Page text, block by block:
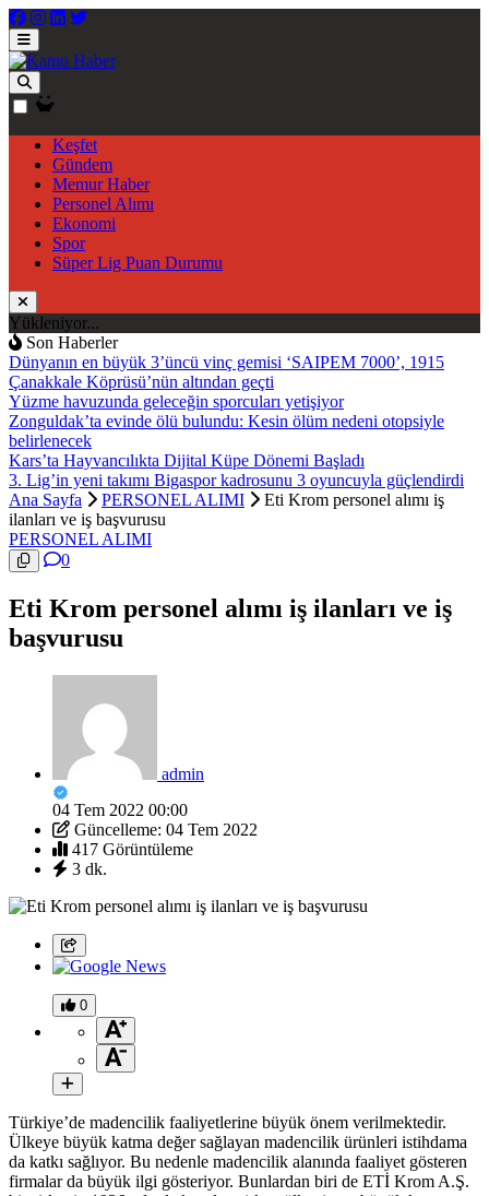
Keşfet
Gündem
Memur Haber
Personel Alımı
Ekonomi
Spor
Süper Lig Puan Durumu
Yükleniyor...
Son Haberler
Dünyanın en büyük 3’üncü vinç gemisi ‘SAIPEM 7000’, 1915
Çanakkale Köprüsü’nün altından geçti
Yüzme havuzunda geleceğin sporcuları yetişiyor
Zonguldak’ta evinde ölü bulundu: Kesin ölüm nedeni otopsiyle
belirlenecek
Kars’ta Hayvancılıkta Dijital Küpe Dönemi Başladı
3. Lig’in yeni takımı Bigaspor kadrosunu 3 oyuncuyla güçlendirdi
Ana Sayfa
PERSONEL ALIMI
Eti Krom personel alımı iş
ilanları ve iş başvurusu
PERSONEL ALIMI
0
Eti Krom personel alımı iş ilanları ve iş
başvurusu
admin
04 Tem 2022 00:00
Güncelleme: 04 Tem 2022
417 Görüntüleme
3 dk.
0
Türkiye’de madencilik faaliyetlerine büyük önem verilmektedir.
Ülkeye büyük katma değer sağlayan madencilik ürünleri istihdama
da katkı sağlıyor. Bu nedenle madencilik alanında faaliyet gösteren
firmalar da büyük ilgi gösteriyor. Bunlardan biri de ETİ Krom A.Ş.